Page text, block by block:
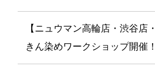
【ニュウマン高輪店・渋谷店
きん染めワークショップ開催！